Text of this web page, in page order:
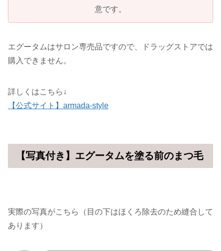
意です。
エグータムはサロン専売品ですので、ドラッグストアでは
購入できません。
詳しくはこちら↓
【公式サイト】armada-style
【写真付き】エグータムを塗る前のまつ毛
実際の写真がこちら（目の下はほくろ除去のため縫合して
あります）